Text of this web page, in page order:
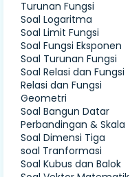
Turunan Fungsi
Soal Logaritma
Soal Limit Fungsi
Soal Fungsi Eksponen
Soal Turunan Fungsi
Soal Relasi dan Fungsi
Relasi dan Fungsi
Geometri
Soal Bangun Datar
Perbandingan & Skala
Soal Dimensi Tiga
soal Tranformasi
Soal Kubus dan Balok